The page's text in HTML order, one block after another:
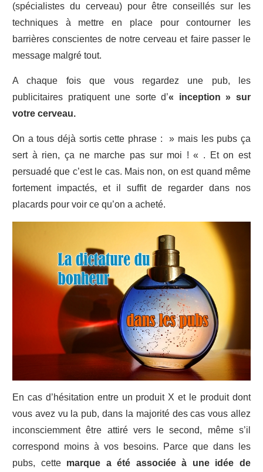
(spécialistes du cerveau) pour être conseillés sur les
techniques à mettre en place pour contourner les
barrières conscientes de notre cerveau et faire passer le
message malgré tout.
A chaque fois que vous regardez une pub, les
publicitaires pratiquent une sorte d’« inception » sur
votre cerveau.
On a tous déjà sortis cette phrase : » mais les pubs ça
sert à rien, ça ne marche pas sur moi ! « . Et on est
persuadé que c’est le cas. Mais non, on est quand même
fortement impactés, et il suffit de regarder dans nos
placards pour voir ce qu’on a acheté.
En cas d’hésitation entre un produit X et le produit dont
vous avez vu la pub, dans la majorité des cas vous allez
inconsciemment être attiré vers le second, même s’il
correspond moins à vos besoins. Parce que dans les
pubs, cette marque a été associée à une idée de